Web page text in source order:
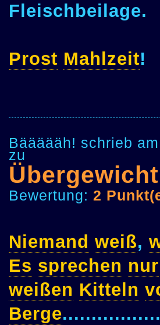
Fleischbeilage.
Prost Mahlzeit!
Bäääääh! schrieb
zu
Übergewicht
Bewertung: 2
Niemand weiß,
Es sprechen nur
weißen Kitteln
Berge